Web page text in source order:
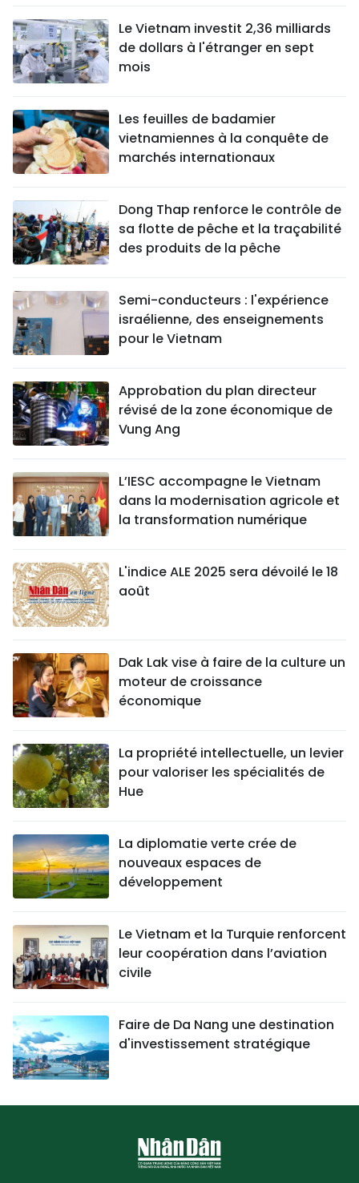
Le Vietnam investit 2,36 milliards
de dollars à l'étranger en sept
mois
Les feuilles de badamier
vietnamiennes à la conquête de
marchés internationaux
Dong Thap renforce le contrôle de
sa flotte de pêche et la traçabilité
des produits de la pêche
Semi-conducteurs : l'expérience
israélienne, des enseignements
pour le Vietnam
Approbation du plan directeur
révisé de la zone économique de
Vung Ang
L’IESC accompagne le Vietnam
dans la modernisation agricole et
la transformation numérique
L'indice ALE 2025 sera dévoilé le 18
août
Dak Lak vise à faire de la culture un
moteur de croissance
économique
La propriété intellectuelle, un levier
pour valoriser les spécialités de
Hue
La diplomatie verte crée de
nouveaux espaces de
développement
Le Vietnam et la Turquie renforcent
leur coopération dans l’aviation
civile
Faire de Da Nang une destination
d'investissement stratégique